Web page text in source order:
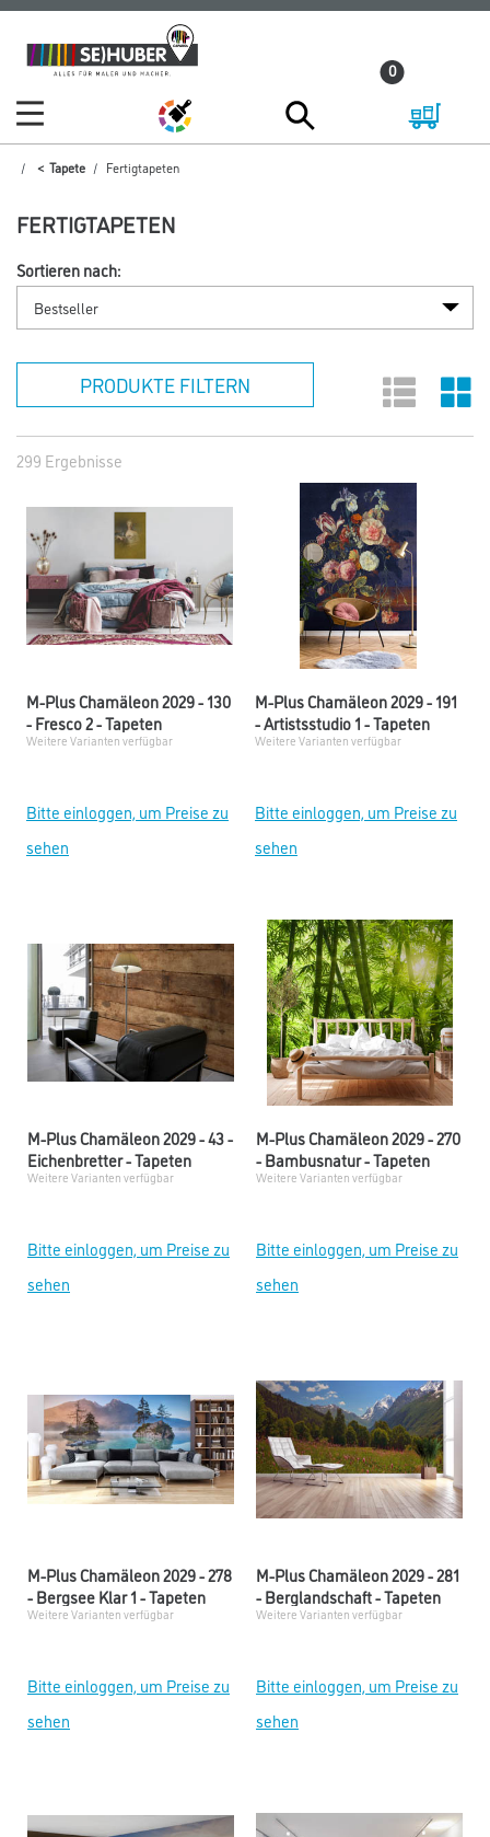
Zum
Inhalt
Zum
Navigationsmenü
0
Tapete Fertigtapeten
FERTIGTAPETEN
Sortieren nach:
PRODUKTE FILTERN
299 Ergebnisse
M-Plus Chamäleon 2029 - 130
- Fresco 2 - Tapeten
Weitere Varianten verfügbar
Bitte einloggen, um Preise zu
sehen
M-Plus Chamäleon 2029 - 191
- Artistsstudio 1 - Tapeten
Weitere Varianten verfügbar
Bitte einloggen, um Preise zu
sehen
M-Plus Chamäleon 2029 - 43 -
Eichenbretter - Tapeten
Weitere Varianten verfügbar
Bitte einloggen, um Preise zu
sehen
M-Plus Chamäleon 2029 - 270
- Bambusnatur - Tapeten
Weitere Varianten verfügbar
Bitte einloggen, um Preise zu
sehen
M-Plus Chamäleon 2029 - 278
- Bergsee Klar 1 - Tapeten
Weitere Varianten verfügbar
Bitte einloggen, um Preise zu
sehen
M-Plus Chamäleon 2029 - 281
- Berglandschaft - Tapeten
Weitere Varianten verfügbar
Bitte einloggen, um Preise zu
sehen